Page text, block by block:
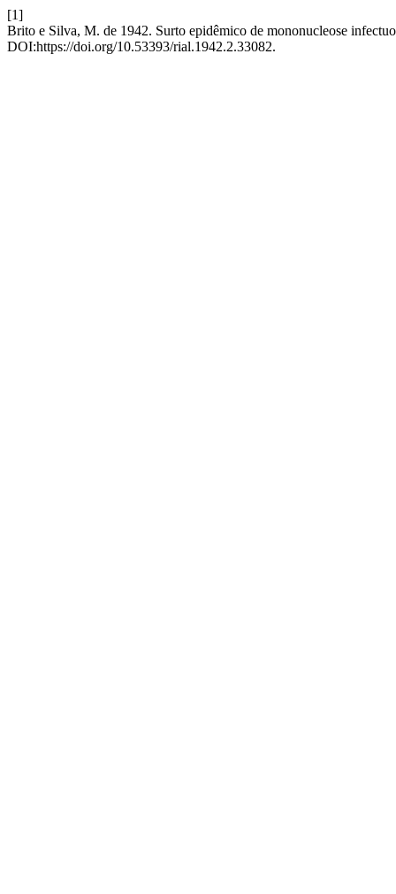
[1]
Brito e Silva, M. de 1942. Surto epidêmico de mononucleose
DOI:https://doi.org/10.53393/rial.1942.2.33082.